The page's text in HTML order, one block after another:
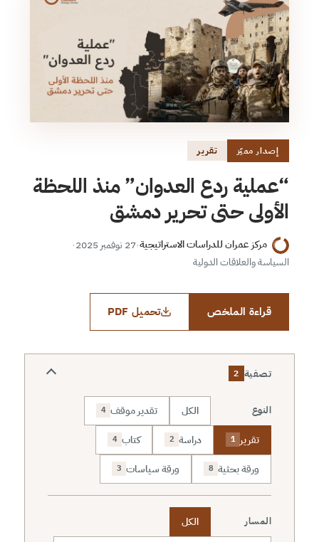
إصدار مميّز تقرير
“عملية ردع العدوان” منذ اللحظة
الأولى حتى تحرير دمشق
مركز عمران للدراسات الاستراتيجية·27 نوفمبر 2025
·
السياسة والعلاقات الدولية
قراءة الملخص تحميل PDF
تصفية 2
النوع الكل تقدير موقف 4
تقرير 1 دراسة 2 كتاب 4
ورقة بحثية 8 ورقة سياسات 3
المسار
الكل